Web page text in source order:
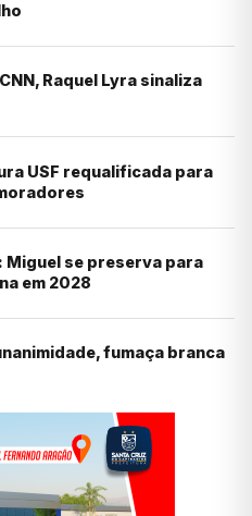
Raquel Lyra sinaliza
USF requalificada para
Miguel se preserva para
em 2028
fumaça branca